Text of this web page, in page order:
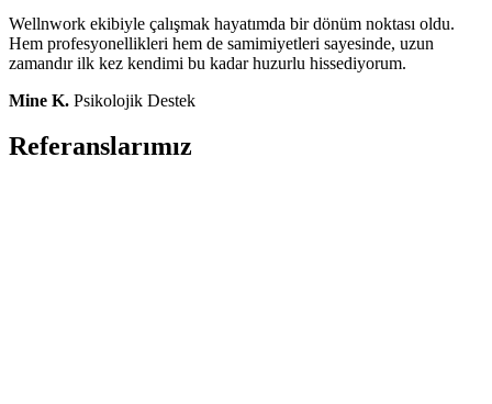
Wellnwork ekibiyle çalışmak hayatımda bir dönüm noktası oldu.
Hem profesyonellikleri hem de samimiyetleri sayesinde, uzun
zamandır ilk kez kendimi bu kadar huzurlu hissediyorum.
Mine K. Psikolojik Destek
Referanslarımız